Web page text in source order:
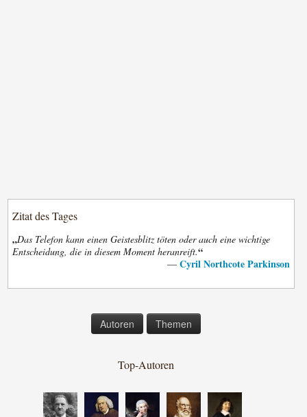
Zitat des Tages
„Das Telefon kann einen Geistesblitz töten oder auch eine wichtige
Entscheidung, die in diesem Moment heranreift.“
— Cyril Northcote Parkinson
Autoren Themen
Top-Autoren